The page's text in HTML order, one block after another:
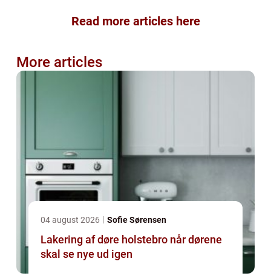
Read more articles here
More articles
04 august 2026 Sofie Sørensen
Lakering af døre holstebro når dørene
skal se nye ud igen